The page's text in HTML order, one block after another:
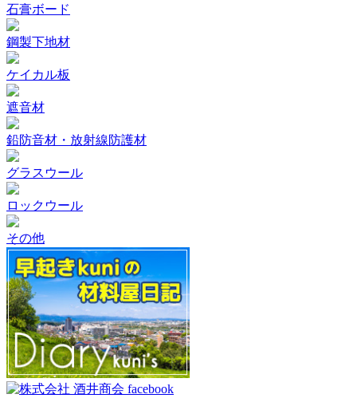
石膏ボード
鋼製下地材
ケイカル板
遮音材
鉛防音材・放射線防護材
グラスウール
ロックウール
その他